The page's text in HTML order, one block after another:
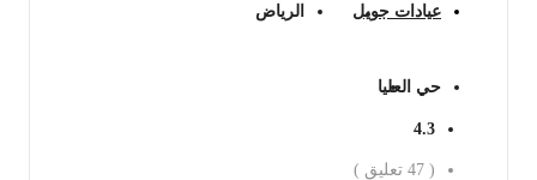
عيادات جويل الرياض
حي العليا
4.3
47 تعليق )